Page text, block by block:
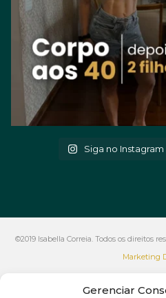
Gerenciar
Siga no Instagram
©2019 Isabella Correia. Todos os direitos
Marketing